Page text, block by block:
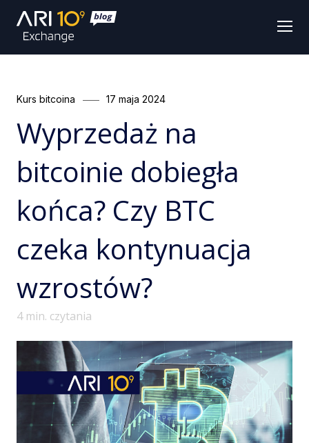
Categories
Kurs bitcoina
Posted
17 maja 2024
Wyprzedaż na
bitcoinie dobiegła
końca? Czy BTC
czeka kontynuacja
wzrostów?
4min. czytania